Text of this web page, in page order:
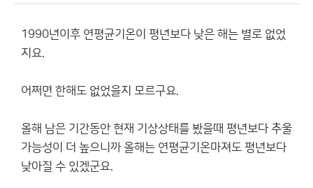
1990년이후 연평균기온이 평년보다 낮은 해는 별로 없었
지요.
어쩌면 한해도 없었을지 모르구요.
올해 남은 기간동안 현재 기상상태를 봤을때 평년보다 추울
가능성이 더 높으니까 올해는 연평균기온마져도 평년보다
낮아질 수 있겠군요.